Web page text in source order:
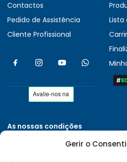
Gerir o
Contactos
Pedido de Assistência
Cliente Profissional
Lista
As nossas condições
Políticas de Privacidade